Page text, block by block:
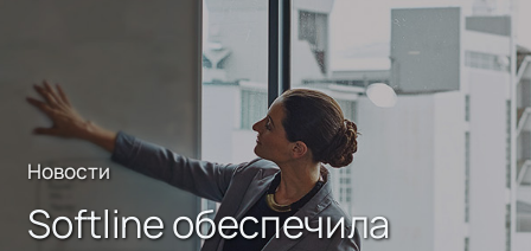
Новости
Softline обеспечила